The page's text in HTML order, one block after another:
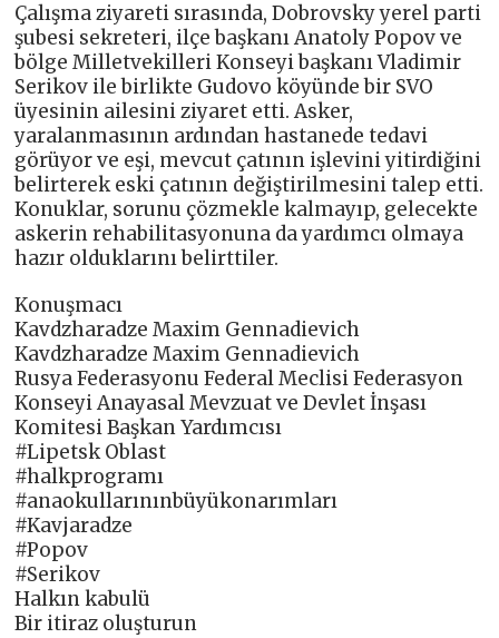
Çalışma ziyareti sırasında, Dobrovsky yerel parti
şubesi sekreteri, ilçe başkanı Anatoly Popov ve
bölge Milletvekilleri Konseyi başkanı Vladimir
Serikov ile birlikte Gudovo köyünde bir SVO
üyesinin ailesini ziyaret etti. Asker,
yaralanmasının ardından hastanede tedavi
görüyor ve eşi, mevcut çatının işlevini yitirdiğini
belirterek eski çatının değiştirilmesini talep etti.
Konuklar, sorunu çözmekle kalmayıp, gelecekte
askerin rehabilitasyonuna da yardımcı olmaya
hazır olduklarını belirttiler.
Konuşmacı
Kavdzharadze Maxim Gennadievich
Kavdzharadze Maxim Gennadievich
Rusya Federasyonu Federal Meclisi Federasyon
Konseyi Anayasal Mevzuat ve Devlet İnşası
Komitesi Başkan Yardımcısı
#Lipetsk Oblast
#halkprogramı
#anaokullarınınbüyükonarımları
#Kavjaradze
#Popov
#Serikov
Halkın kabulü
Bir itiraz oluşturun